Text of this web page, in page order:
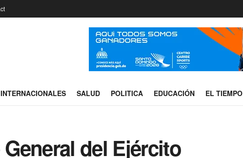
INTERNACIONALES SALUD POLITICA EDUCACIÓN EL TIEMPO
del Ejército